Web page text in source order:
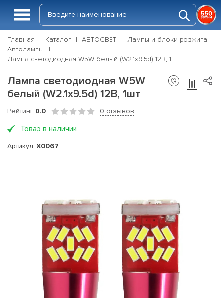
Главная Каталог АВТОСВЕТ
Лампы и блоки розжига
Автолампы
Лампа светодиодная W5W белый (W2.1x9.5d) 12В, 1шт
Лампа светодиодная W5W
белый (W2.1x9.5d) 12В, 1шт
Рейтинг 0.0 0 отзывов
Товар в наличии
Артикул: X0067